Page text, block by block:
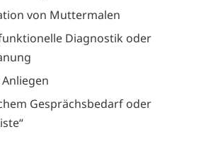
von Muttermalen
Diagnostik oder
Gesprächsbedarf oder